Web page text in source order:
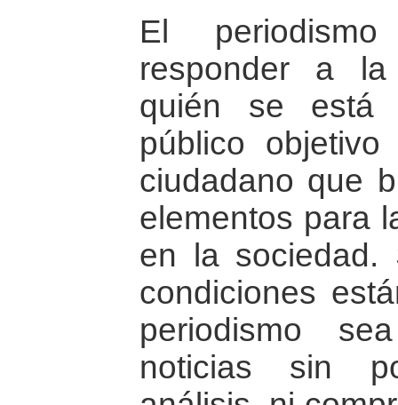
El
responder a
quién se está
público
ciudadano que
elementos para
en la sociedad.
condiciones
periodismo
noticias sin